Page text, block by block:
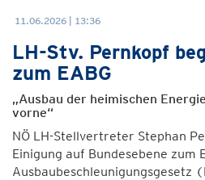
11.06.2026 | 13:36
LH-Stv. Pernkopf
zum EABG
„Ausbau der heimischen
vorne“
NÖ LH-Stellvertreter Stephan
Einigung auf Bundesebene zum
Ausbaubeschleunigungsgesetz